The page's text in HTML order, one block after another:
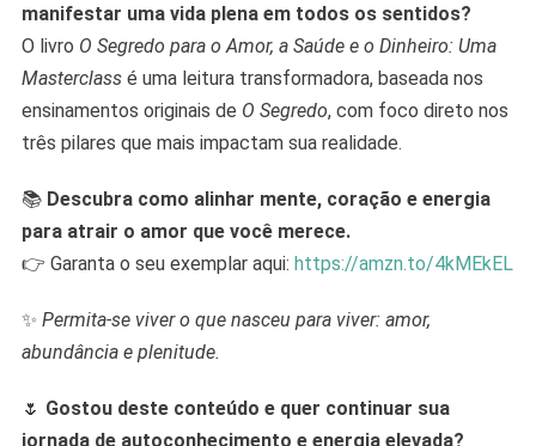
manifestar uma vida plena em todos os sentidos?
O livro O Segredo para o Amor, a Saúde e o Dinheiro: Uma
Masterclassé uma leitura transformadora, baseada nos
ensinamentos originais de O Segredo, com foco direto nos
três pilares que mais impactam sua realidade.
📚 Descubra como alinhar mente, coração e energia
para atrair o amor que você merece.
👉 Garanta o seu exemplar aqui: https://amzn.to/4kMEkEL
✨ Permita-se viver o que nasceu para viver: amor,
abundância e plenitude.
🌷 Gostou deste conteúdo e quer continuar sua
jornada de autoconhecimento e energia elevada?